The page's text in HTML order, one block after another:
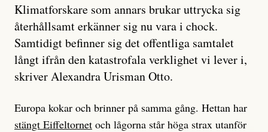
Klimatforskare som annars brukar uttrycka sig
återhållsamt erkänner sig nu vara i chock.
Samtidigt befinner sig det offentliga samtalet
långt ifrån den katastrofala verklighet vi lever i,
skriver Alexandra Urisman Otto.
Europa kokar och brinner på samma gång. Hettan har
stängt Eiffeltornet och lågorna står höga strax utanför